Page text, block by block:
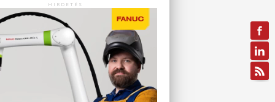
HIRDETÉS